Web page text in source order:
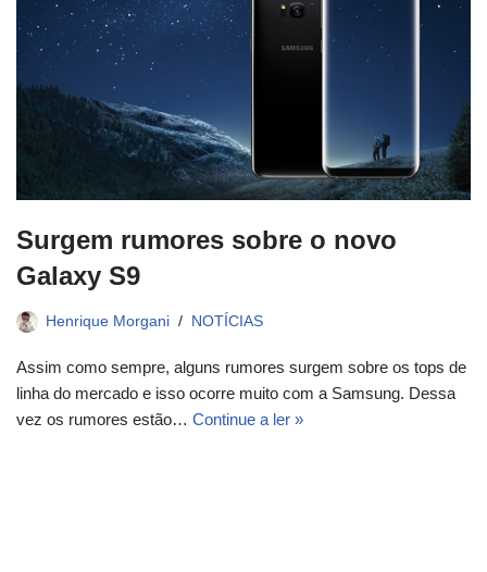
Surgem rumores sobre o novo
Galaxy S9
Henrique Morgani NOTÍCIAS
Assim como sempre, alguns rumores surgem sobre os tops de
linha do mercado e isso ocorre muito com a Samsung. Dessa
vez os rumores estão… Continue a ler »